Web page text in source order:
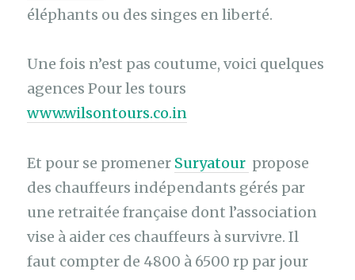
éléphants ou des singes en liberté.
Une fois n’est pas coutume, voici quelques
agences Pour les tours
www.wilsontours.co.in
Et pour se promener Suryatour propose
des chauffeurs indépendants gérés par
une retraitée française dont l’association
vise à aider ces chauffeurs à survivre. Il
faut compter de 4800 à 6500 rp par jour